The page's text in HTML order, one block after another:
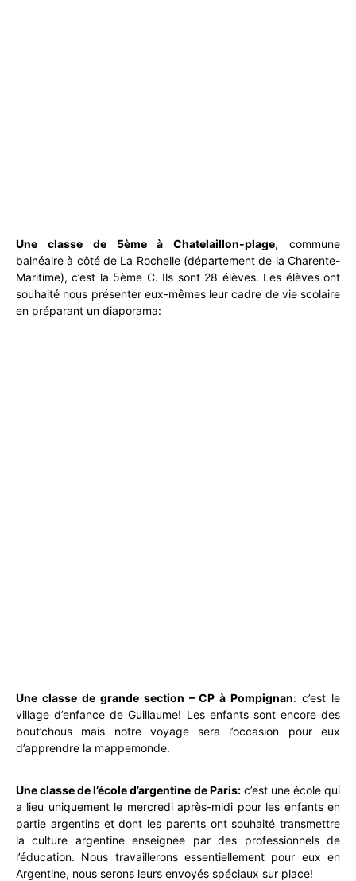
Une classe de 5ème à Chatelaillon-plage, commune
balnéaire à côté de La Rochelle (département de la Charente-
Maritime), c’est la 5ème C. Ils sont 28 élèves. Les élèves ont
souhaité nous présenter eux-mêmes leur cadre de vie scolaire
en préparant un diaporama:
Une classe de grande section – CP à Pompignan: c’est le
village d’enfance de Guillaume! Les enfants sont encore des
bout’chous mais notre voyage sera l’occasion pour eux
d’apprendre la mappemonde.
Une classe de l’école d’argentine de Paris:c’est une école qui
a lieu uniquement le mercredi après-midi pour les enfants en
partie argentins et dont les parents ont souhaité transmettre
la culture argentine enseignée par des professionnels de
l’éducation. Nous travaillerons essentiellement pour eux en
Argentine, nous serons leurs envoyés spéciaux sur place!